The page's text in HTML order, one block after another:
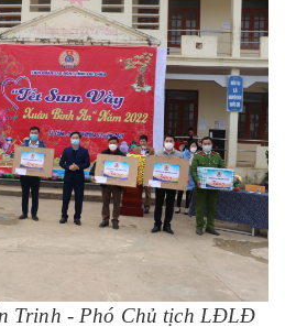
Trinh - Phó Chủ tịch LĐLĐ